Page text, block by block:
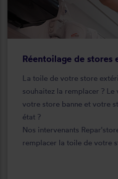
Réentoilage de stores
La toile de votre store
souhaitez la remplacer ?
votre store banne et votre
état ?
Nos intervenants
remplacer la toile de votre